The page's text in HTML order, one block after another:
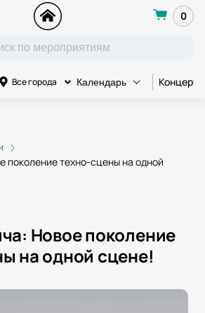
0
Все города Календарь Концерт
поколение техно-сцены на одной
Новое поколение
на одной сцене!